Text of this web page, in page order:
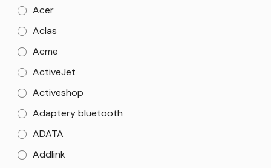
Acer
Aclas
Acme
ActiveJet
Activeshop
Adaptery bluetooth
ADATA
Addlink